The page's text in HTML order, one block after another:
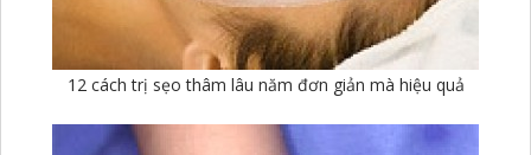
12 cách trị sẹo thâm lâu năm đơn giản mà hiệu quả